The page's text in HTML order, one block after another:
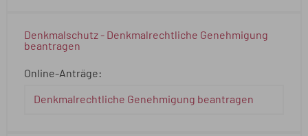
Denkmalschutz - Denkmalrechtliche Genehmigung
beantragen
Online-Anträge:
Denkmalrechtliche Genehmigung beantragen